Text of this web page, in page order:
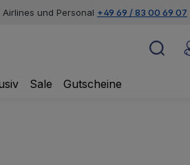
Airlines und Personal +49 69 / 83 00 69 07
Sale Gutscheine